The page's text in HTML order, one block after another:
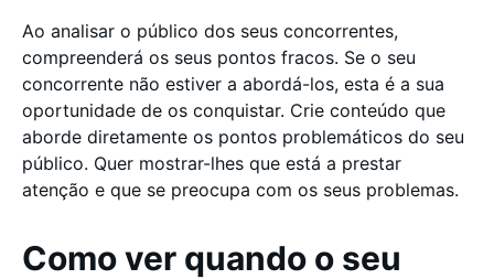
Ao analisar o público dos seus concorrentes,
compreenderá os seus pontos fracos. Se o seu
concorrente não estiver a abordá-los, esta é a sua
oportunidade de os conquistar. Crie conteúdo que
aborde diretamente os pontos problemáticos do seu
público. Quer mostrar-lhes que está a prestar
atenção e que se preocupa com os seus problemas.
Como ver quando o seu